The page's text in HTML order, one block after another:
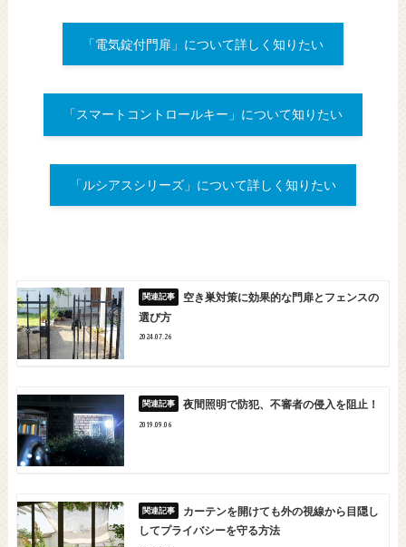
「電気錠付門扉」について詳しく知りたい
「スマートコントロールキー」について知りたい
「ルシアスシリーズ」について詳しく知りたい
空き巣対策に効果的な門扉とフェンスの
選び方
2024.07.26
夜間照明で防犯、不審者の侵入を阻止！
2019.09.06
カーテンを開けても外の視線から目隠し
してプライバシーを守る方法